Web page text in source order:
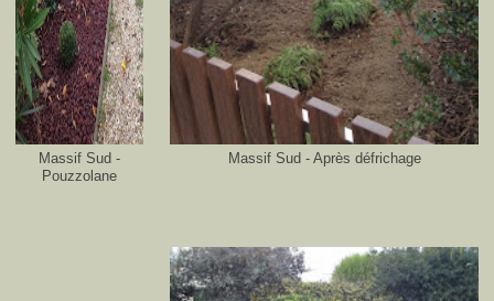
Massif Sud - Après défrichage
Massif Sud -
Pouzzolane